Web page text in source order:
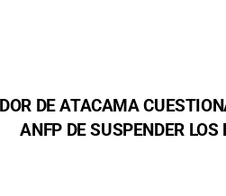
DE ATACAMA
ANFP DE SUSPENDER